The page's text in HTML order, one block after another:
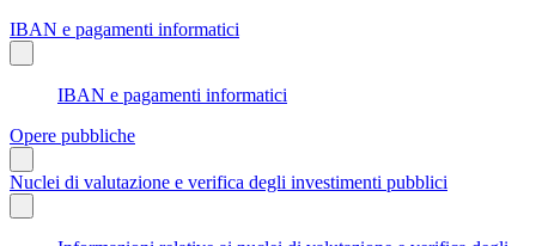
IBAN e pagamenti informatici
IBAN e pagamenti informatici
Opere pubbliche
Nuclei di valutazione e verifica degli investimenti pubblici